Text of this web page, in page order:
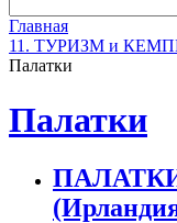
Главная
11. ТУРИЗМ и
Палатки
Палатки